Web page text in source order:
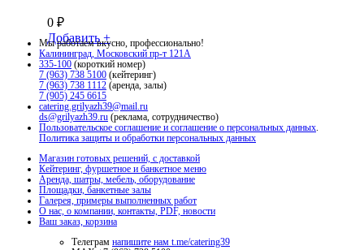
0 ₽
Добавить +
Мы работаем вкусно, профессионально!
Калининград, Московский пр-т 121А
335-100 (короткий номер)
7 (963) 738 5100 (кейтеринг)
7 (963) 738 1112 (аренда, залы)
7 (905) 245 6615
catering.grilyazh39@mail.ru
ds@grilyazh39.ru (реклама, сотрудничество)
Пользовательское соглашение и соглашение о персональных данных.
Политика защиты и обработки персональных данных
Магазин готовых решений, с доставкой
Кейтеринг, фуршетное и банкетное меню
Аренда, шатры, мебель, оборудование
Площадки, банкетные залы
Галерея, примеры выполненных работ
О нас, о компании, контакты, PDF, новости
Ваш заказ, корзина
Телеграм напишите нам t.me/catering39